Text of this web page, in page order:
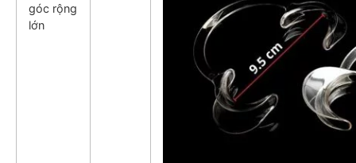
góc rộng
lớn